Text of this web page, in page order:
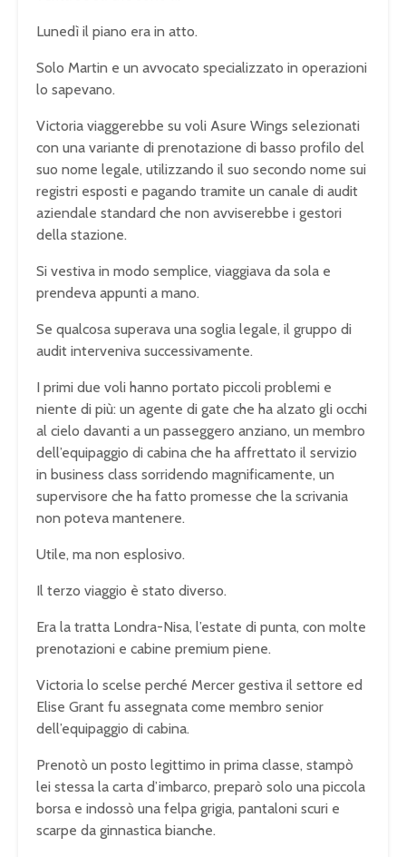
Lunedì il piano era in atto.
Solo Martin e un avvocato specializzato in operazioni
lo sapevano.
Victoria viaggerebbe su voli Asure Wings selezionati
con una variante di prenotazione di basso profilo del
suo nome legale, utilizzando il suo secondo nome sui
registri esposti e pagando tramite un canale di audit
aziendale standard che non avviserebbe i gestori
della stazione.
Si vestiva in modo semplice, viaggiava da sola e
prendeva appunti a mano.
Se qualcosa superava una soglia legale, il gruppo di
audit interveniva successivamente.
I primi due voli hanno portato piccoli problemi e
niente di più: un agente di gate che ha alzato gli occhi
al cielo davanti a un passeggero anziano, un membro
dell’equipaggio di cabina che ha affrettato il servizio
in business class sorridendo magnificamente, un
supervisore che ha fatto promesse che la scrivania
non poteva mantenere.
Utile, ma non esplosivo.
Il terzo viaggio è stato diverso.
Era la tratta Londra-Nisa, l’estate di punta, con molte
prenotazioni e cabine premium piene.
Victoria lo scelse perché Mercer gestiva il settore ed
Elise Grant fu assegnata come membro senior
dell’equipaggio di cabina.
Prenotò un posto legittimo in prima classe, stampò
lei stessa la carta d’imbarco, preparò solo una piccola
borsa e indossò una felpa grigia, pantaloni scuri e
scarpe da ginnastica bianche.